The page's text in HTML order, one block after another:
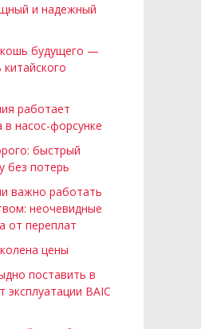
и надежный
будущего —
работает
в насос-форсунке
быстрый
без потерь
важно работать
неочевидные
от переплат
цены
поставить в
эксплуатации BAIC